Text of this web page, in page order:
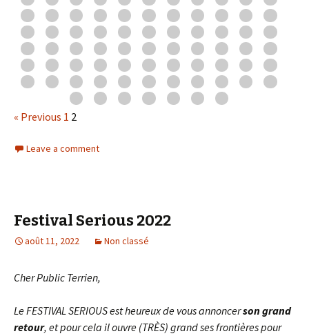
« Previous 1 2
Leave a comment
Festival Serious 2022
août 11, 2022 Non classé
Cher Public Terrien,
Le FESTIVAL SERIOUS est heureux de vous annoncerson grand
retour, et pour cela il ouvre (TRÈS) grand ses frontières pour